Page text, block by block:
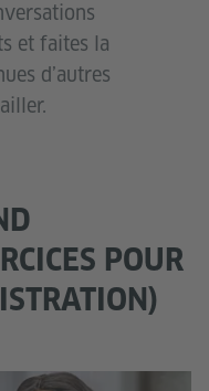
et faites la
d’autres
POUR